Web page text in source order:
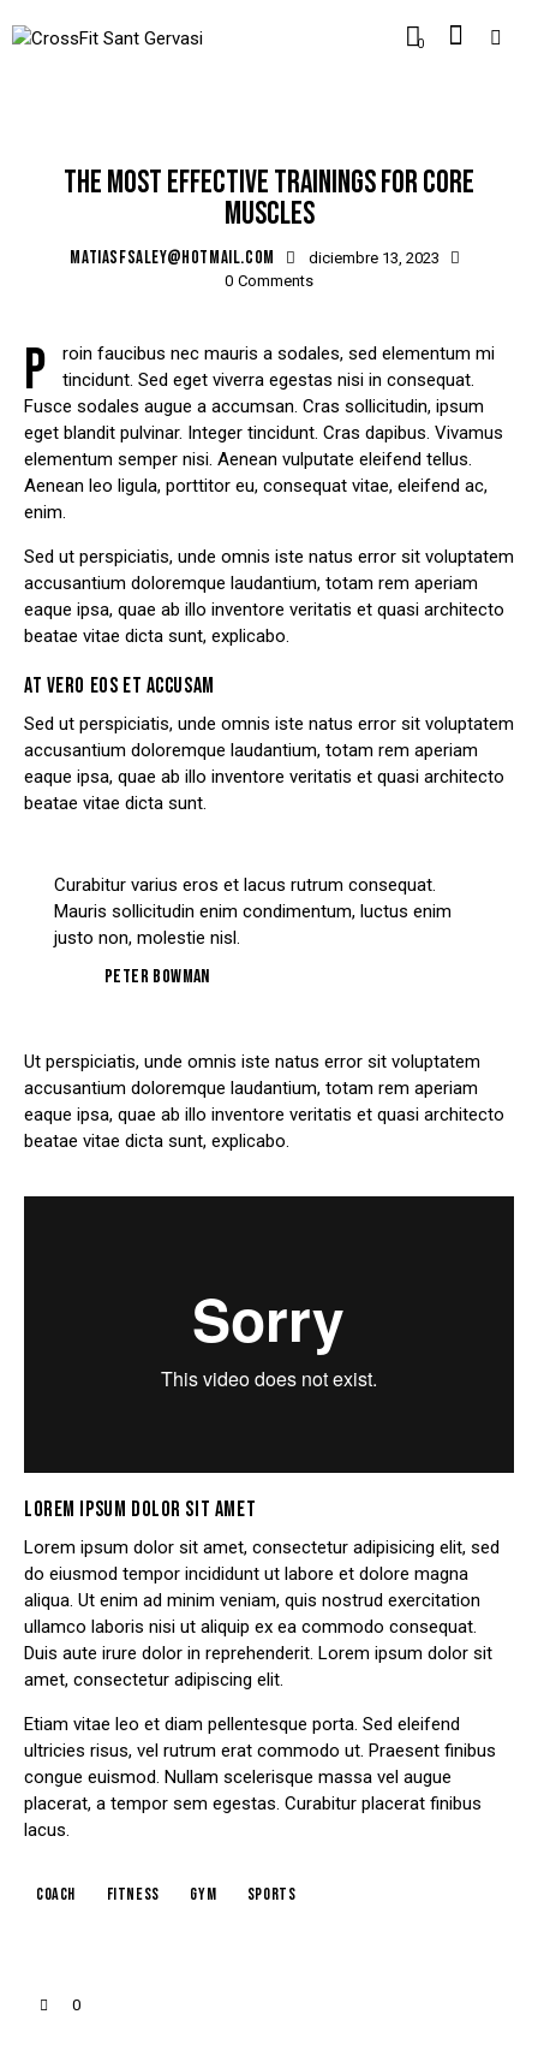
0
THE MOST EFFECTIVE TRAININGS FOR CORE
MUSCLES
MATIASFSALEY@HOTMAIL.COM
diciembre 13, 2023
0 Comments
P
roin faucibus nec mauris a sodales, sed elementum mi
tincidunt. Sed eget viverra egestas nisi in consequat.
Fusce sodales augue a accumsan. Cras sollicitudin, ipsum
eget blandit pulvinar. Integer tincidunt. Cras dapibus. Vivamus
elementum semper nisi. Aenean vulputate eleifend tellus.
Aenean leo ligula, porttitor eu, consequat vitae, eleifend ac,
enim.
Sed ut perspiciatis, unde omnis iste natus error sit voluptatem
accusantium doloremque laudantium, totam rem aperiam
eaque ipsa, quae ab illo inventore veritatis et quasi architecto
beatae vitae dicta sunt, explicabo.
AT VERO EOS ET ACCUSAM
Sed ut perspiciatis, unde omnis iste natus error sit voluptatem
accusantium doloremque laudantium, totam rem aperiam
eaque ipsa, quae ab illo inventore veritatis et quasi architecto
beatae vitae dicta sunt.
Curabitur varius eros et lacus rutrum consequat.
Mauris sollicitudin enim condimentum, luctus enim
justo non, molestie nisl.
Peter Bowman
Ut perspiciatis, unde omnis iste natus error sit voluptatem
accusantium doloremque laudantium, totam rem aperiam
eaque ipsa, quae ab illo inventore veritatis et quasi architecto
beatae vitae dicta sunt, explicabo.
LOREM IPSUM DOLOR SIT AMET
Lorem ipsum dolor sit amet, consectetur adipisicing elit, sed
do eiusmod tempor incididunt ut labore et dolore magna
aliqua. Ut enim ad minim veniam, quis nostrud exercitation
ullamco laboris nisi ut aliquip ex ea commodo consequat.
Duis aute irure dolor in reprehenderit. Lorem ipsum dolor sit
amet, consectetur adipiscing elit.
Etiam vitae leo et diam pellentesque porta. Sed eleifend
ultricies risus, vel rutrum erat commodo ut. Praesent finibus
congue euismod. Nullam scelerisque massa vel augue
placerat, a tempor sem egestas. Curabitur placerat finibus
lacus.
coach fitness gym sports
0